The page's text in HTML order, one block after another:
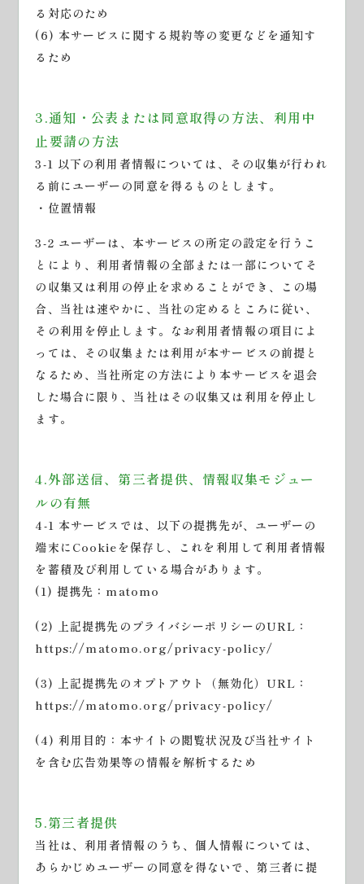
る対応のため
(6) 本サービスに関する規約等の変更などを通知す
るため
3.通知・公表または同意取得の方法、利用中
止要請の方法
3-1 以下の利用者情報については、その収集が行われ
る前にユーザーの同意を得るものとします。
・位置情報
3-2 ユーザーは、本サービスの所定の設定を行うこ
とにより、利用者情報の全部または一部についてそ
の収集又は利用の停止を求めることができ、この場
合、当社は速やかに、当社の定めるところに従い、
その利用を停止します。なお利用者情報の項目によ
っては、その収集または利用が本サービスの前提と
なるため、当社所定の方法により本サービスを退会
した場合に限り、当社はその収集又は利用を停止し
ます。
4.外部送信、第三者提供、情報収集モジュー
ルの有無
4-1 本サービスでは、以下の提携先が、ユーザーの
端末にCookieを保存し、これを利用して利用者情報
を蓄積及び利用している場合があります。
(1) 提携先：matomo
(2) 上記提携先のプライバシーポリシーのURL：
https://matomo.org/privacy-policy/
(3) 上記提携先のオプトアウト（無効化）URL：
https://matomo.org/privacy-policy/
(4) 利用目的：本サイトの閲覧状況及び当社サイト
を含む広告効果等の情報を解析するため
5.第三者提供
当社は、利用者情報のうち、個人情報については、
あらかじめユーザーの同意を得ないで、第三者に提